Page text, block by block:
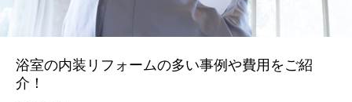
浴室の内装リフォームの多い事例や費用をご紹
介！